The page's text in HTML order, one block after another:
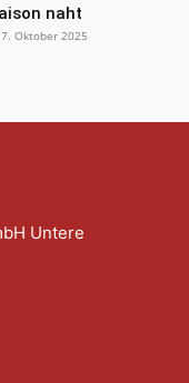
naht
7. Oktober 2025
Untere